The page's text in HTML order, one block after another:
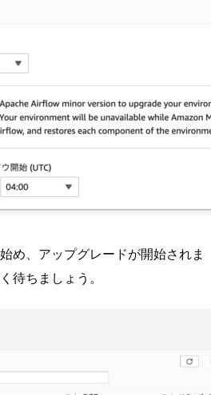
め、アップグレードが開始されま
待ちましょう。